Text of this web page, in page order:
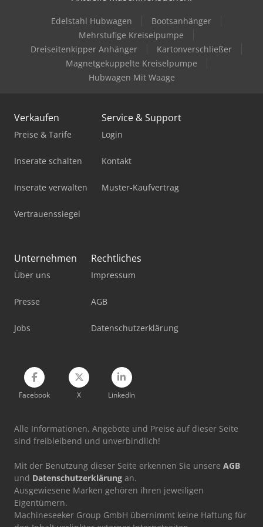
Mazak Multiplex 6200-Ii Y
Mazak Multiplex 6300-Ii
Okuma 2Sp-150H
Okuma Genos L3000-E
Okuma Genos M560-V-E
Okuma Lb2000 Ex Ii
Okuma Lb3000 Ex Ii
Okuma Ma-400Ha
Okuma Mb-5000H
Okuma Multus U4000
Edelstahl Hubwagen
Bootsanhänger
Mehrstufige Kreiselpumpe
Dreiseitenkipper Anhänger
Kartonverschließer
Magnetgekuppelte Kreiselpumpe
Hubwagen Mit Waage
Verkaufen
Preise & Tarife
Inserate schalten
Inserate verwalten
Vertrauenssiegel
Service & Support
Login
Kontakt
Muster-Kaufvertrag
Unternehmen
Über uns
Presse
Jobs
Rechtliches
Impressum
AGB
Datenschutzerklärung
Facebook X LinkedIn
Alle Informationen, Angebote und Preise auf dieser Seite
sind freibleibend und unverbindlich!
Mit der Benutzung dieser Seite erkennen Sie unsere AGB
und Datenschutzerklärung an.
Ausgewiesene Marken gehören ihren jeweiligen
Eigentümern.
Machineseeker Group GmbH übernimmt keine Haftung für